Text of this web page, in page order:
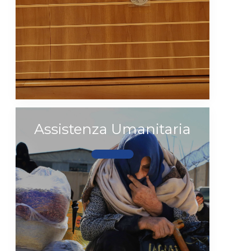
Assistenza Umanitaria
Scopri di più